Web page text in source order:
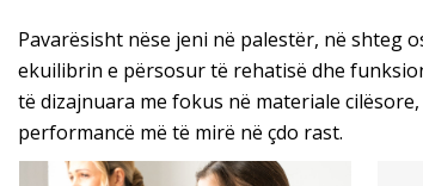
Pavarësisht nëse jeni në palestër, në shteg
ekuilibrin e përsosur të rehatisë dhe
të dizajnuara me fokus në materiale
performancë më të mirë në çdo rast.